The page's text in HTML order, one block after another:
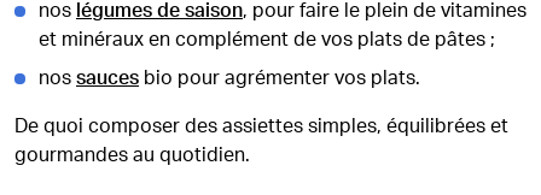
nos légumes de saison, pour faire le plein de vitamines
et minéraux en complément de vos plats de pâtes ;
nos sauces bio pour agrémenter vos plats.
De quoi composer des assiettes simples, équilibrées et
gourmandes au quotidien.